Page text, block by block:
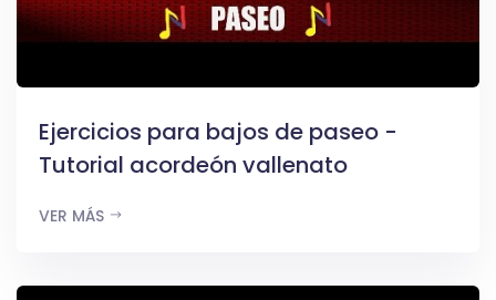
Ejercicios para bajos de paseo -
Tutorial acordeón vallenato
VER MÁS